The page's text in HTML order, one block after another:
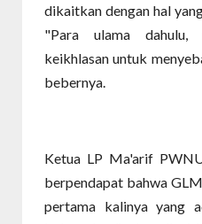
dikaitkan dengan hal
"Para ulama
keikhlasan untuk
bebernya.
Ketua LP Ma'arif
berpendapat bahwa
pertama kalinya yang